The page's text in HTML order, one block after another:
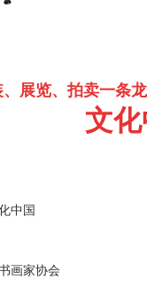
展览、拍卖一条龙
文
中国
家协会